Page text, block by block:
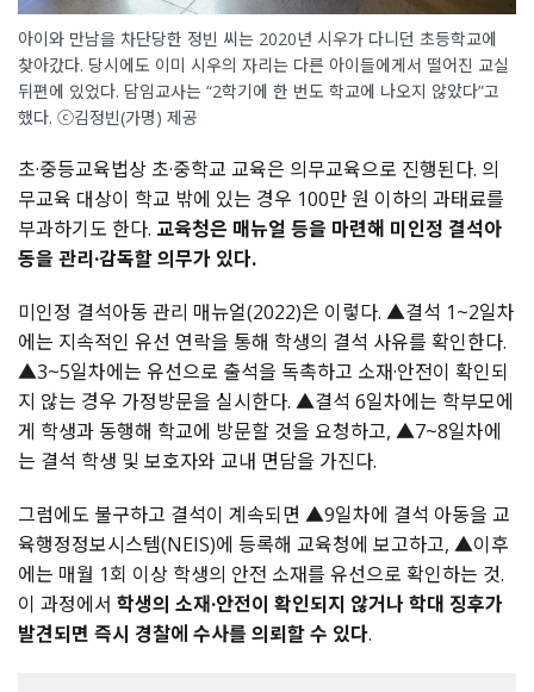
아이와 만남을 차단당한 정빈 씨는 2020년 시우가 다니던 초등학교에
찾아갔다. 당시에도 이미 시우의 자리는 다른 아이들에게서 떨어진 교실
뒤편에 있었다. 담임교사는 “2학기에 한 번도 학교에 나오지 않았다”고
했다. ⓒ김정빈(가명) 제공
초·중등교육법상 초·중학교 교육은 의무교육으로 진행된다. 의
무교육 대상이 학교 밖에 있는 경우 100만 원 이하의 과태료를
부과하기도 한다. 교육청은 매뉴얼 등을 마련해 미인정 결석아
동을 관리·감독할 의무가 있다.
미인정 결석아동 관리 매뉴얼(2022)은 이렇다. ▲결석 1~2일차
에는 지속적인 유선 연락을 통해 학생의 결석 사유를 확인한다.
▲3~5일차에는 유선으로 출석을 독촉하고 소재·안전이 확인되
지 않는 경우 가정방문을 실시한다. ▲결석 6일차에는 학부모에
게 학생과 동행해 학교에 방문할 것을 요청하고, ▲7~8일차에
는 결석 학생 및 보호자와 교내 면담을 가진다.
그럼에도 불구하고 결석이 계속되면 ▲9일차에 결석 아동을 교
육행정정보시스템(NEIS)에 등록해 교육청에 보고하고, ▲이후
에는 매월 1회 이상 학생의 안전 소재를 유선으로 확인하는 것.
이 과정에서 학생의 소재·안전이 확인되지 않거나 학대 징후가
발견되면 즉시 경찰에 수사를 의뢰할 수 있다.